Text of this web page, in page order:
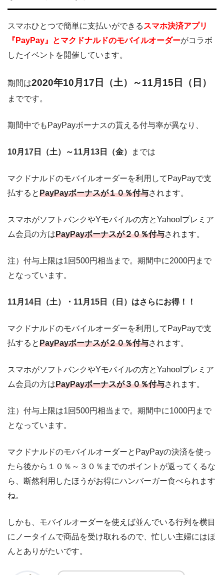
スマホひとつで簡単に支払いができる スマホ決済アプリ
『PayPay』とマクドナルドのモバイルオーダーがコラボ
したイベントを開催しています。
期間は2020年10月17日（土）～11月15日（日）
までです。
期間中でもPayPayボーナスの貰える付与率が異なり、
10月17日（土）～11月13日（金） までは
マクドナルドのモバイルオーダーを利用してPayPayで支
払するとPayPayボーナスが１０％付与されます。
スマホがソフトバンクやYモバイルの方とYahoo!プレミア
ム会員の方はPayPayボーナスが２０％付与されます。
注）付与上限は1回500円相当まで。期間中に2000円まで
となっています。
11月14日（土）・11月15日（日）はさらにお得！！
マクドナルドのモバイルオーダーを利用してPayPayで支
払するとPayPayボーナスが２０％付与されます。
スマホがソフトバンクやYモバイルの方とYahoo!プレミア
ム会員の方はPayPayボーナスが３０％付与されます。
注）付与上限は1回500円相当まで。期間中に1000円まで
となっています。
マクドナルドのモバイルオーダーとPayPayの決済を使っ
たら後から１０％～３０％までのポイントが返ってくるな
ら、断然利用したほうがお得にハンバーガー食べられます
ね。
しかも、モバイルオーダーを使えば並んでいる行列を横目
にノータイムで商品を受け取れるので、忙しい主婦にはほ
んとありがたいです。